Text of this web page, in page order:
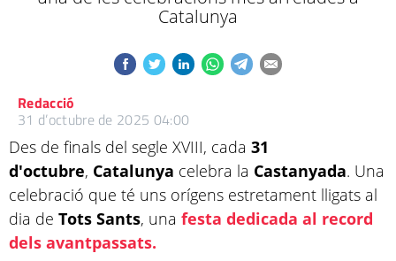
Catalunya
Redacció
31 d’octubre de 2025 04:00
Des de finals del segle XVIII, cada 31
d'octubre, Catalunya celebra la Castanyada. Una
celebració que té uns orígens estretament lligats al
dia de Tots Sants, una festa dedicada al record
dels avantpassats.